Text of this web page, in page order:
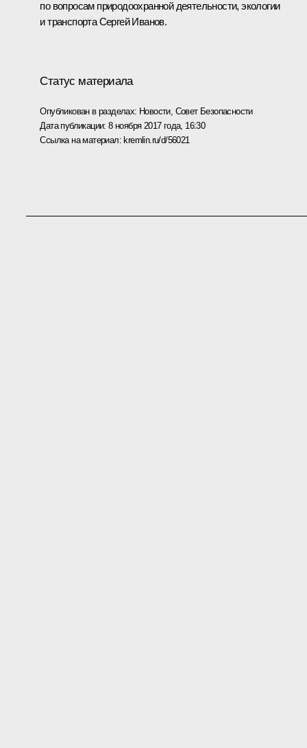
по вопросам природоохранной деятельности, экологии
и транспортаСергей Иванов.
Статус материала
Опубликован в разделах: Новости, Совет Безопасности
Дата публикации:8 ноября 2017 года, 16:30
Ссылка на материал: kremlin.ru/d/56021